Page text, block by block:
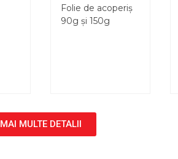
Folie de acoperiș
90g și 150g
MAI MULTE DETALII